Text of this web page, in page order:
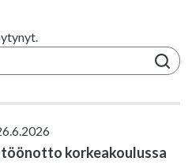
korkeakoulussa